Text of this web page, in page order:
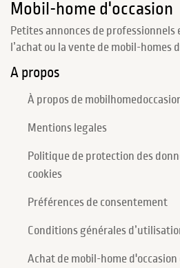
Mobil-home d'occasion
Petites annonces de
l’achat ou la vente de mobil-homes
A propos
À propos de
Mentions legales
Politique de protection des
cookies
Préférences de consentement
Conditions générales
Achat de mobil-home d'occasion